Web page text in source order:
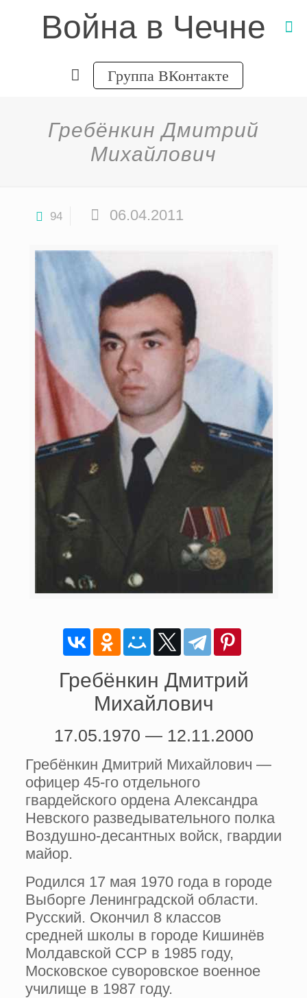
Война в Чечне
Группа ВКонтакте
Гребёнкин Дмитрий
Михайлович
94 06.04.2011
Гребёнкин Дмитрий
Михайлович
17.05.1970 — 12.11.2000
Гребёнкин Дмитрий Михайлович —
офицер 45-го отдельного
гвардейского ордена Александра
Невского разведывательного полка
Воздушно-десантных войск, гвардии
майор.
Родился 17 мая 1970 года в городе
Выборге Ленинградской области.
Русский. Окончил 8 классов
средней школы в городе Кишинёв
Молдавской ССР в 1985 году,
Московское суворовское военное
училище в 1987 году.